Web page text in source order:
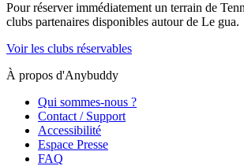
Pour réserver immédiatement un terrain de
clubs partenaires disponibles autour de Le gua.
Voir les clubs réservables
À propos d'Anybuddy
Qui sommes-nous ?
Contact / Support
Accessibilité
Espace Presse
FAQ